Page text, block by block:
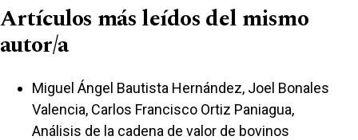
Artículos más leídos del mismo
autor/a
Miguel Ángel Bautista Hernández, Joel Bonales
Valencia, Carlos Francisco Ortiz Paniagua,
Análisis de la cadena de valor de bovinos